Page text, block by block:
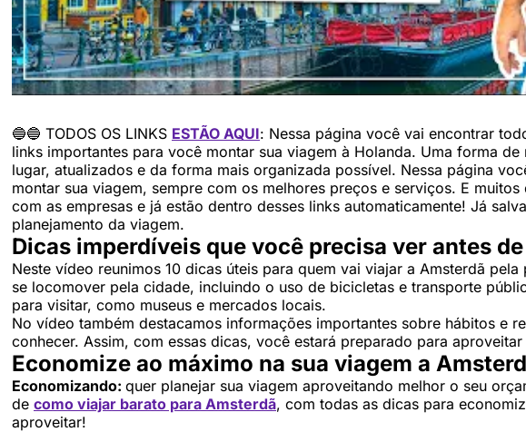
🔵🔵 TODOS OS LINKS ESTÃO AQUI: Nessa página você vai encontrar
links importantes para você montar sua viagem à Holanda. Uma forma
lugar, atualizados e da forma mais organizada possível. Nessa página
montar sua viagem, sempre com os melhores preços e serviços. E
com as empresas e já estão dentro desses links automaticamente! Já
planejamento da viagem.
Dicas imperdíveis que você precisa ver antes
Neste vídeo reunimos 10 dicas úteis para quem vai viajar a Amsterdã
se locomover pela cidade, incluindo o uso de bicicletas e transporte
para visitar, como museus e mercados locais.
No vídeo também destacamos informações importantes sobre hábitos e
conhecer. Assim, com essas dicas, você estará preparado para
Economize ao máximo na sua viagem a
Economizando: quer planejar sua viagem aproveitando melhor o seu
de como viajar barato para Amsterdã, com todas as dicas para
aproveitar!